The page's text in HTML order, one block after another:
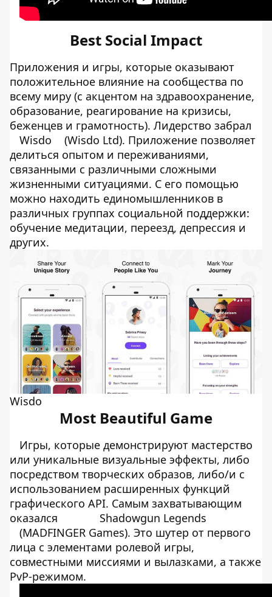
Best Social Impact
Приложения и игры, которые оказывают
положительное влияние на сообщества по
всему миру (с акцентом на здравоохранение,
образование, реагирование на кризисы,
беженцев и грамотность). Лидерство забрал
Wisdo
(Wisdo Ltd). Приложение позволяет
делиться опытом и переживаниями,
связанными с различными сложными
жизненными ситуациями. С его помощью
можно находить единомышленников в
различных группах социальной поддержки:
обучение медитации, переезд, депрессия и
других.
Wisdo
Most Beautiful Game
Игры, которые демонстрируют мастерство
или уникальные визуальные эффекты, либо
посредством творческих образов, либо/и с
использованием расширенных функций
графического API. Самым захватывающим
оказался
Shadowgun Legends
(MADFINGER Games). Это шутер от первого
лица с элементами ролевой игры,
совместными миссиями и вылазками, а также
PvP-режимом.